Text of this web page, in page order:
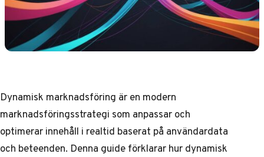
Dynamisk marknadsföring är en modern
marknadsföringsstrategi som anpassar och
optimerar innehåll i realtid baserat på användardata
och beteenden. Denna guide förklarar hur dynamisk